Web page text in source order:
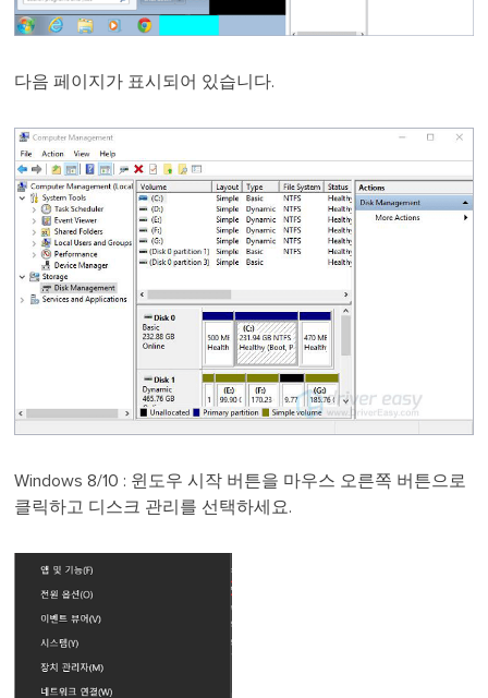
다음 페이지가 표시되어 있습니다.
Windows 8/10 : 윈도우 시작 버튼을 마우스 오른쪽 버튼으로
클릭하고 디스크 관리를 선택하세요.